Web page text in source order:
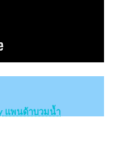
แพนด้าบวมน้ำ